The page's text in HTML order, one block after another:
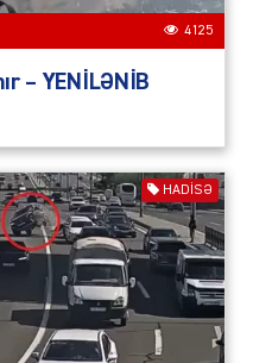
4125
– YENİLƏNİB
HADISƏ